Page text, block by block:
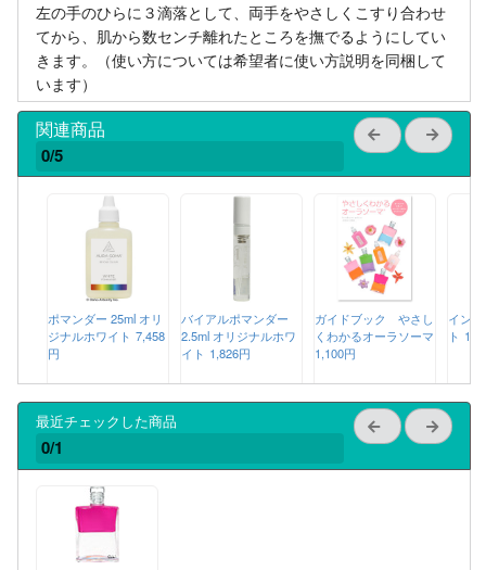
左の手のひらに３滴落として、両手をやさしくこすり合わせ
てから、肌から数センチ離れたところを撫でるようにしてい
きます。（使い方については希望者に使い方説明を同梱して
います）
関連商品
0/5
ポマンダー 25ml オリ
ジナルホワイト 7,458
円
バイアルポマンダー
2.5ml オリジナルホワ
イト 1,826円
ガイドブック やさし
くわかるオーラソーマ
1,100円
イン
ト
最近チェックした商品
0/1